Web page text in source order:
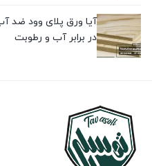
آیا ورق پلای وود ضد
در برابر آب و رطوبت